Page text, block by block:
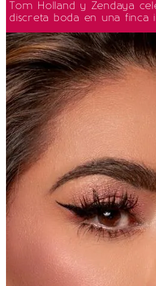
Tom Holland y Zendaya
discreta boda en una finca